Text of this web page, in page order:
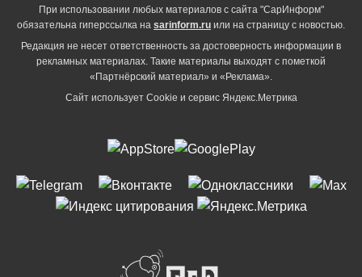
При использовании любых материалов с сайта "СарИнформ"
обязательна гиперссылка на sarinform.ru или на страницу с новостью.
Редакция не несет ответственность за достоверность информации в
рекламных материалах. Такие материалы выходят с пометкой
«Партнёрский материал» и «Реклама».
Сайт использует Cookie и сервиc Яндекс.Метрика